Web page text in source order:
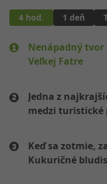
4 hod. 1 deň
Nenápadný tvor
Veľkej Fatre
Jedna z
medzi turistické
Keď sa zotmie,
Kukuričné